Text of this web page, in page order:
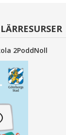
2PoddNoll